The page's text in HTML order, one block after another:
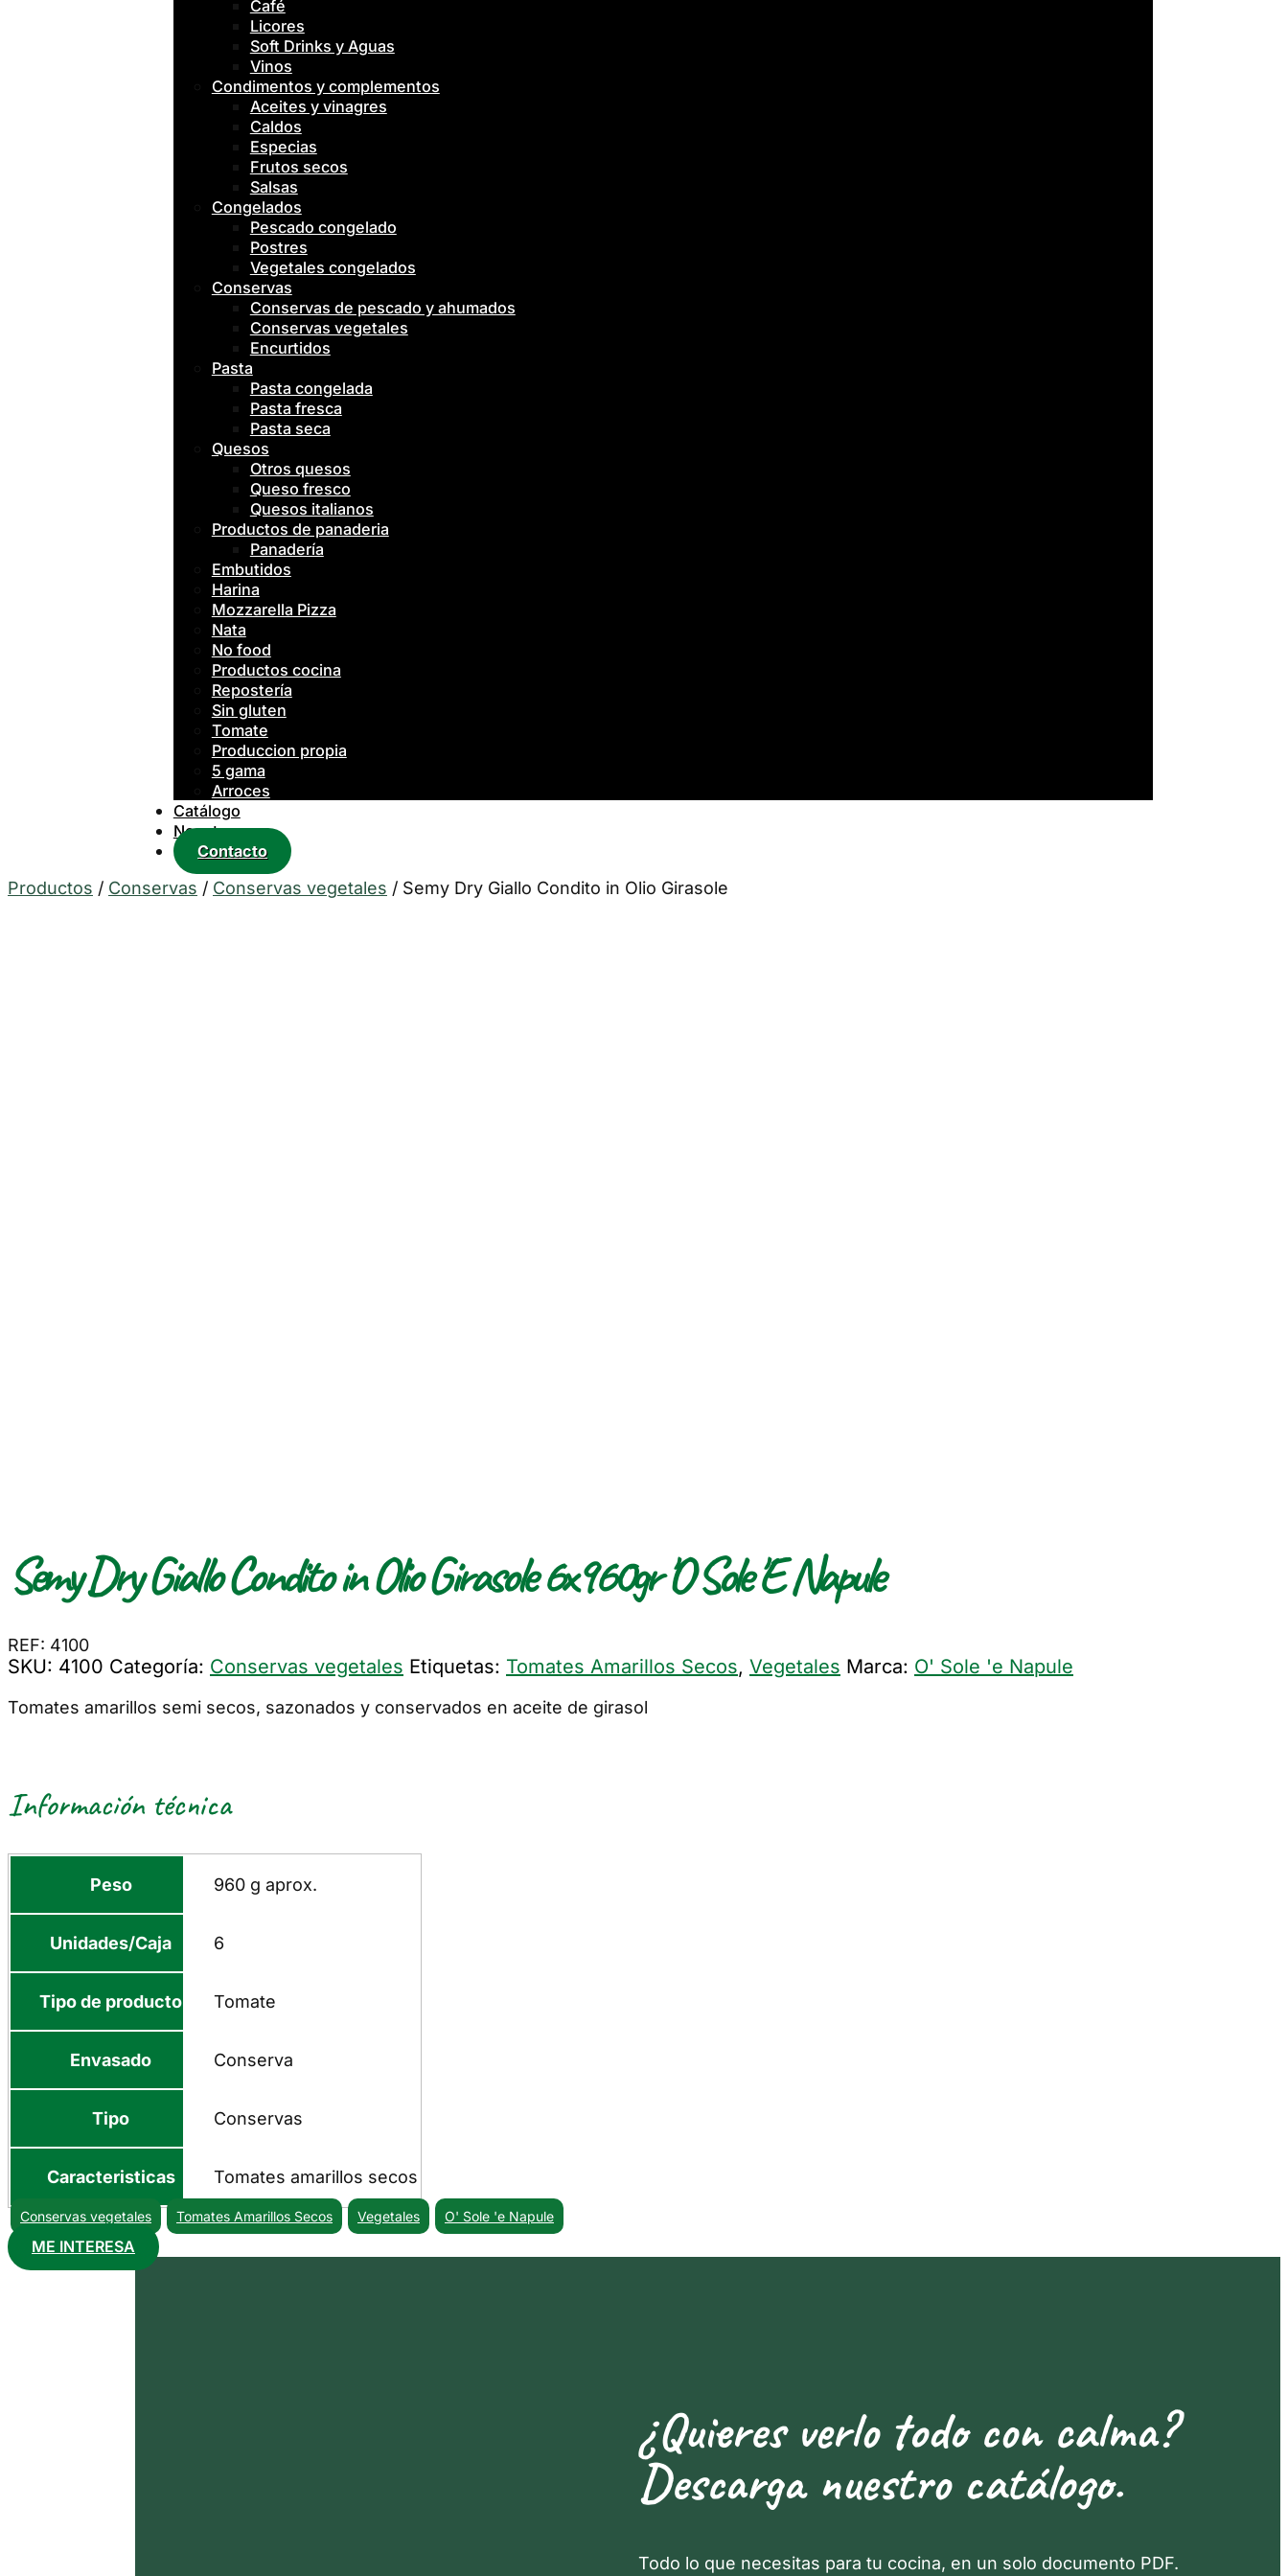
Café
Licores
Soft Drinks y Aguas
Vinos
Condimentos y complementos
Aceites y vinagres
Caldos
Especias
Frutos secos
Salsas
Congelados
Pescado congelado
Postres
Vegetales congelados
Conservas
Conservas de pescado y ahumados
Conservas vegetales
Encurtidos
Pasta
Pasta congelada
Pasta fresca
Pasta seca
Quesos
Otros quesos
Queso fresco
Quesos italianos
Productos de panaderia
Panadería
Embutidos
Harina
Mozzarella Pizza
Nata
No food
Productos cocina
Repostería
Sin gluten
Tomate
Produccion propia
5 gama
Arroces
Catálogo
Nosotros
Contacto
Productos / Conservas / Conservas vegetales / Semy Dry Giallo Condito in Olio Girasole
Semy Dry Giallo Condito in Olio Girasole 6x960gr 'O Sole 'E Napule
REF: 4100
SKU: 4100 Categoría: Conservas vegetales Etiquetas: Tomates Amarillos Secos, Vegetales Marca: O' Sole 'e Napule
Tomates amarillos semi secos, sazonados y conservados en aceite de girasol
Información técnica
Peso 960 g aprox.
Unidades/Caja 6
Tipo de producto Tomate
Envasado Conserva
Tipo Conservas
Caracteristicas Tomates amarillos secos
Conservas vegetales Tomates Amarillos Secos Vegetales O' Sole 'e Napule
ME INTERESA
¿Quieres verlo todo con calma?
Descarga nuestro catálogo.
Todo lo que necesitas para tu cocina, en un solo documento PDF.